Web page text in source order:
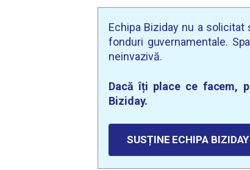
Echipa Biziday nu a
fonduri guvernamentale.
neinvazivă.
Dacă îți place ce facem,
Biziday.
SUSȚINE ECHIPA BIZIDAY